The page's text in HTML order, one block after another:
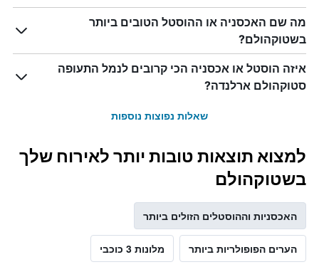
מה שם האכסניה או ההוסטל הטובים ביותר
בשטוקהולם?
איזה הוסטל או אכסניה הכי קרובים לנמל התעופה
סטוקהולם ארלנדה?
שאלות נפוצות נוספות
למצוא תוצאות טובות יותר לאירוח שלך
בשטוקהולם
האכסניות וההוסטלים הזולים ביותר
הערים הפופולריות ביותר מלונות 3 כוכבי